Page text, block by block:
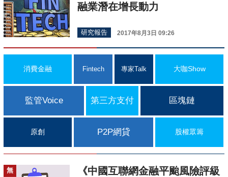
融業潛在增長動力
研究報告 2017年8月3日 09:26
消費金融 Fintech 專家Talk 大咖Show
監管Voice 第三方支付 區塊鏈
原創 P2P網貸 股權眾籌
無
《中國互聯網金融平颱風險評級